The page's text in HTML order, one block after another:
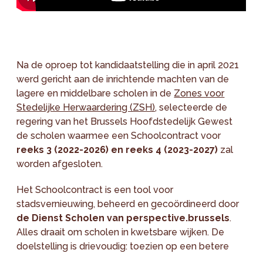
Na de oproep tot kandidaatstelling die in april 2021
werd gericht aan de inrichtende machten van de
lagere en middelbare scholen in de Zones voor
Stedelijke Herwaardering (ZSH), selecteerde de
regering van het Brussels Hoofdstedelijk Gewest
de scholen waarmee een Schoolcontract voor
reeks 3 (2022-2026) en reeks 4 (2023-2027) zal
worden afgesloten.
Het Schoolcontract is een tool voor
stadsvernieuwing, beheerd en gecoördineerd door
de Dienst Scholen van perspective.brussels.
Alles draait om scholen in kwetsbare wijken. De
doelstelling is drievoudig: toezien op een betere